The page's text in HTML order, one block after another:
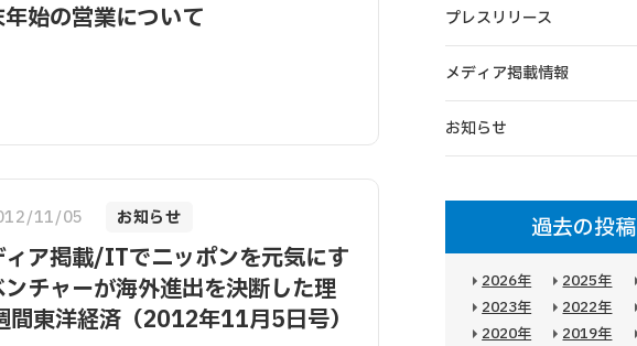
始の営業について
11/05 お知らせ
ィア掲載/ITでニッポンを元気にす
チャーが海外進出を決断した理
間東洋経済（2012年11月5日号）
プレスリリース
メディア掲載情報
お知らせ
過去の投稿
2026年 2025年
2023年
2022年
2020年
2019年